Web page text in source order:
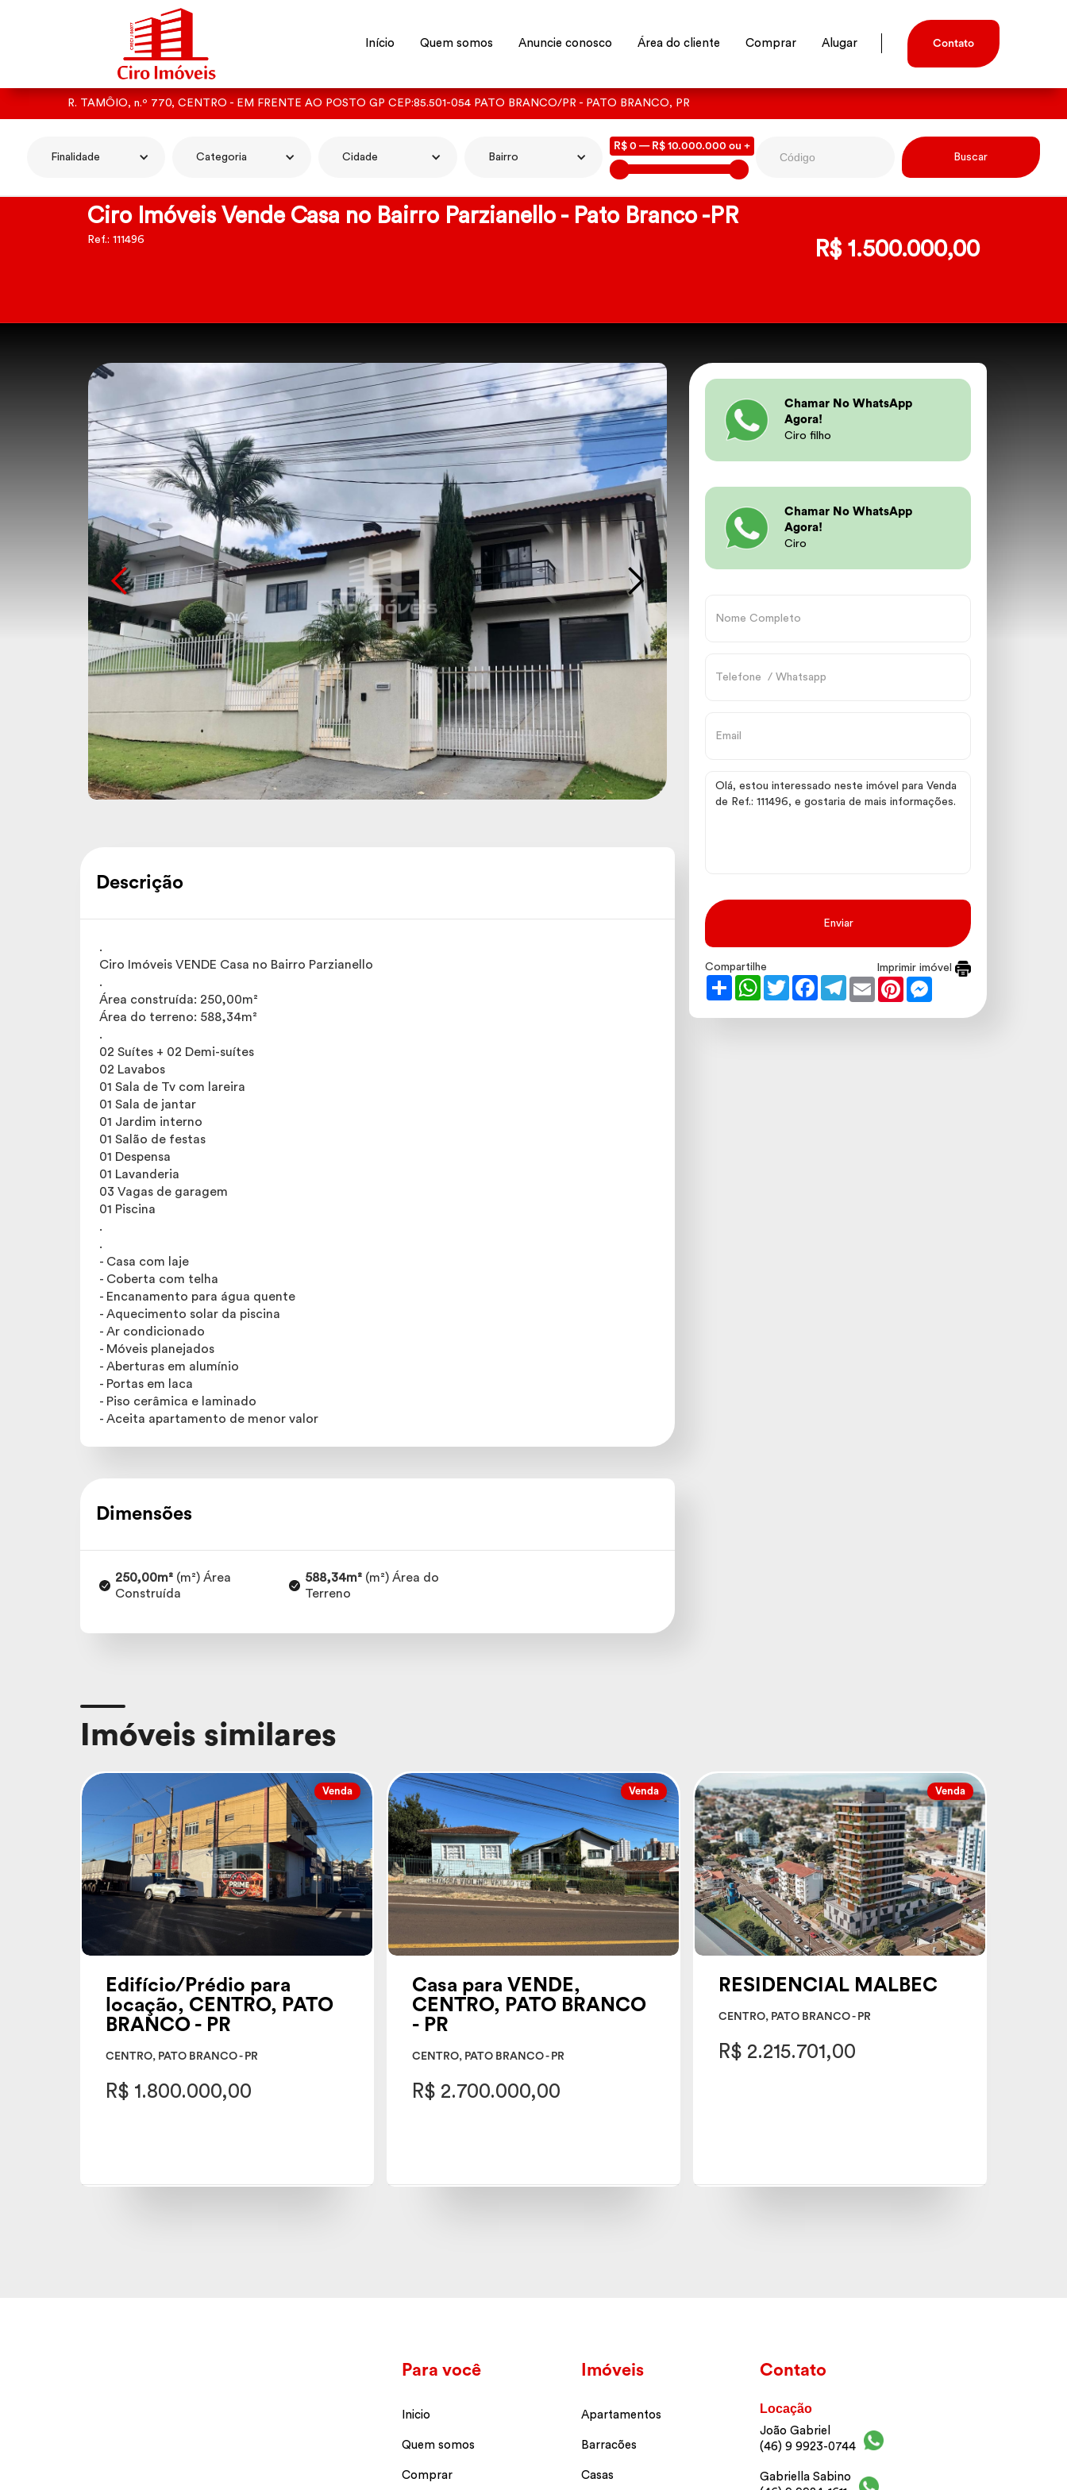
Início Quem somos Anuncie conosco Área do cliente Comprar Alugar Contato
R. TAMÔIO, n.º 770, CENTRO - EM FRENTE AO POSTO GP CEP:85.501-054 PATO BRANCO/PR - PATO BRANCO, PR
Finalidade Categoria Cidade Bairro
R$ 0 — R$ 10.000.000 ou +
Ciro Imóveis Vende Casa no Bairro Parzianello - Pato Branco -PR
Ref.: 111496 R$ 1.500.000,00
Descrição
.
Ciro Imóveis VENDE Casa no Bairro Parzianello
.
Área construída: 250,00m²
Área do terreno: 588,34m²
.
02 Suítes + 02 Demi-suítes
02 Lavabos
01 Sala de Tv com lareira
01 Sala de jantar
01 Jardim interno
01 Salão de festas
01 Despensa
01 Lavanderia
03 Vagas de garagem
01 Piscina
.
.
- Casa com laje
- Coberta com telha
- Encanamento para água quente
- Aquecimento solar da piscina
- Ar condicionado
- Móveis planejados
- Aberturas em alumínio
- Portas em laca
- Piso cerâmica e laminado
- Aceita apartamento de menor valor
Dimensões
250,00m²(m²) Área
Construída
588,34m² (m²) Área do
Terreno
Chamar No WhatsApp
Agora!
Ciro filho
Chamar No WhatsApp
Agora!
Ciro
Enviar
Imprimir imóvel
Compartilhe
Share
WhatsApp
TwitterFacebookTelegram
Email Pinterest
Imóveis similares
Venda
Edifício/Prédio para
locação, CENTRO, PATO
BRANCO - PR
CENTRO, PATO BRANCO - PR
R$ 1.800.000,00
Venda
Casa para VENDE,
CENTRO, PATO BRANCO
- PR
CENTRO, PATO BRANCO - PR
R$ 2.700.000,00
Venda
RESIDENCIAL MALBEC
CENTRO, PATO BRANCO - PR
R$ 2.215.701,00
Para você
Inicio
Quem somos
Comprar
Imóveis
Apartamentos
Barracões
Casas
Contato
Locação
João Gabriel
(46) 9 9923-0744
Gabriella Sabino